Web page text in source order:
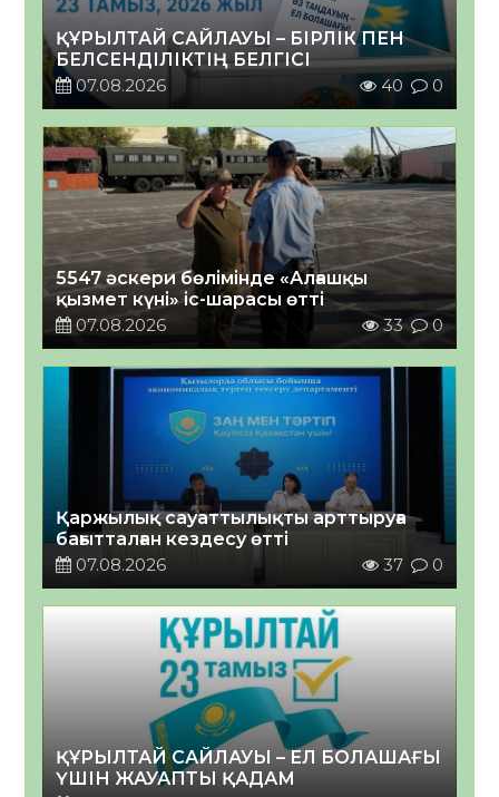
ҚҰРЫЛТАЙ САЙЛАУЫ – БІРЛІК ПЕН
БЕЛСЕНДІЛІКТІҢ БЕЛГІСІ
07.08.2026
40 0
5547 әскери бөлімінде «Алғашқы
қызмет күні» іс-шарасы өтті
07.08.2026
33 0
Қаржылық сауаттылықты арттыруға
бағытталған кездесу өтті
07.08.2026
37 0
ҚҰРЫЛТАЙ САЙЛАУЫ – ЕЛ БОЛАШАҒЫ
ҮШІН ЖАУАПТЫ ҚАДАМ